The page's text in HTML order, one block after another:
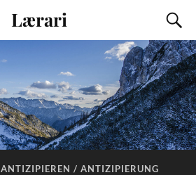
Lærari
ANTIZIPIEREN / ANTIZIPIERUNG